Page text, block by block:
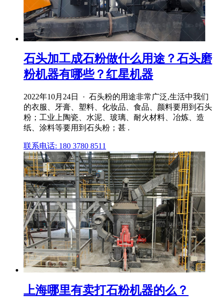
石头加工成石粉做什么用途？石头磨
粉机器有哪些？红星机器
2022年10月24日 · 石头粉的用途非常广泛,生活中我们
的衣服、牙膏、塑料、化妆品、食品、颜料要用到石头
粉；工业上陶瓷、水泥、玻璃、耐火材料、冶炼、造
纸、涂料等要用到石头粉；甚 .
联系电话: 180 3780 8511
上海哪里有卖打石粉机器的么？